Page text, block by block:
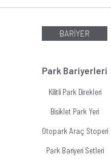
BARİYER
Park Bariyerleri
Kilitli Park Direkleri
Bisiklet Park Yeri
Otopark Araç Stoperi
Park Bariyeri Setleri